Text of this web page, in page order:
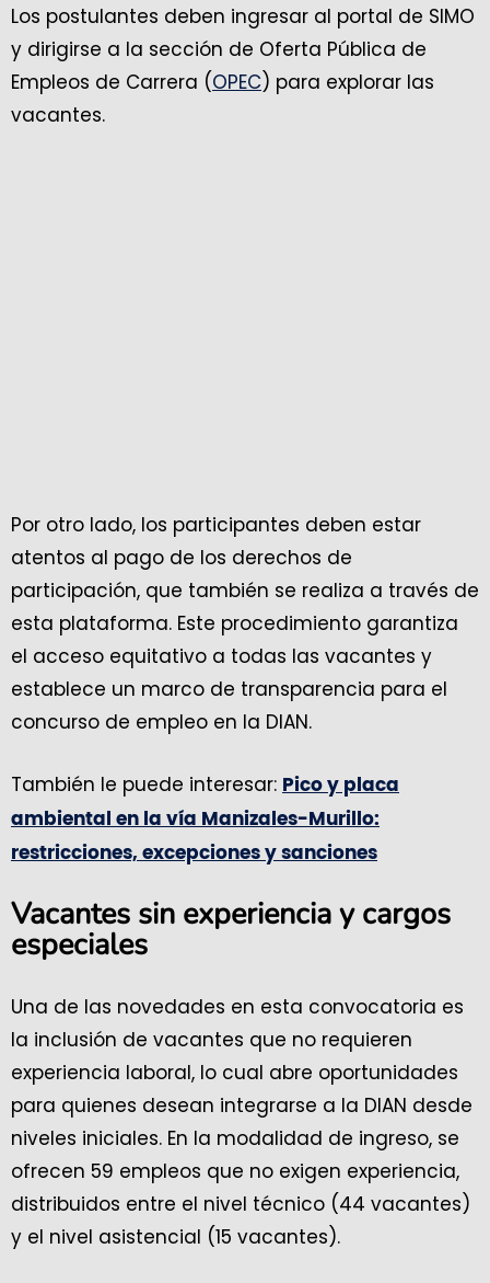
Los postulantes deben ingresar al portal de SIMO
y dirigirse a la sección de Oferta Pública de
Empleos de Carrera (OPEC) para explorar las
vacantes.
Por otro lado, los participantes deben estar
atentos al pago de los derechos de
participación, que también se realiza a través de
esta plataforma. Este procedimiento garantiza
el acceso equitativo a todas las vacantes y
establece un marco de transparencia para el
concurso de empleo en la DIAN.
También le puede interesar: Pico y placa
ambiental en la vía Manizales-Murillo:
restricciones, excepciones y sanciones
Vacantes sin experiencia y cargos
especiales
Una de las novedades en esta convocatoria es
la inclusión de vacantes que no requieren
experiencia laboral, lo cual abre oportunidades
para quienes desean integrarse a la DIAN desde
niveles iniciales. En la modalidad de ingreso, se
ofrecen 59 empleos que no exigen experiencia,
distribuidos entre el nivel técnico (44 vacantes)
y el nivel asistencial (15 vacantes).